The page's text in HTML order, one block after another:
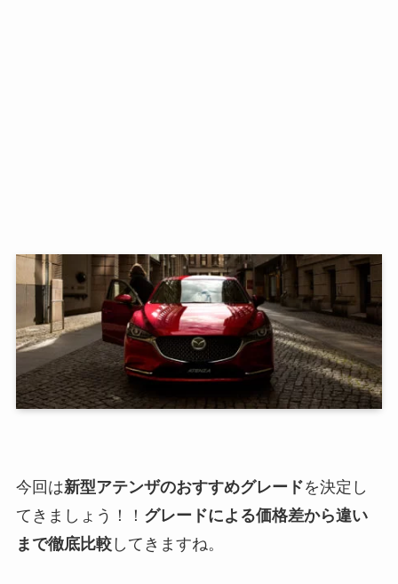
今回は新型アテンザのおすすめグレードを決定し
てきましょう！！ グレードによる価格差から違い
まで徹底比較してきますね。